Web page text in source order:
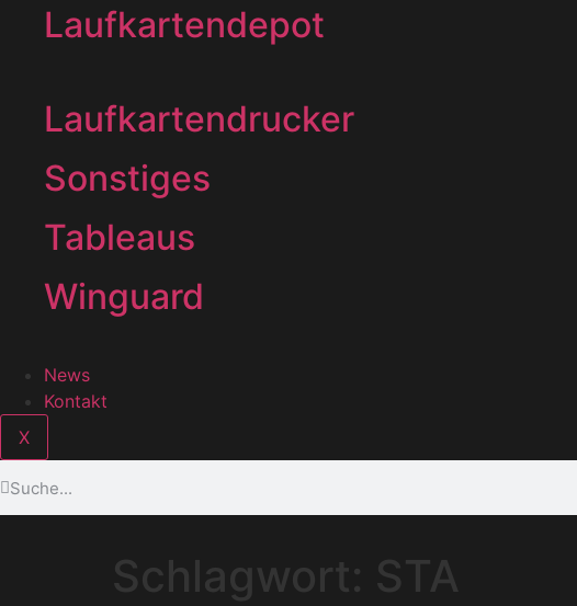
Laufkartendepot
Laufkartendrucker
Sonstiges
Tableaus
Winguard
News
Kontakt
X
Schlagwort: STA